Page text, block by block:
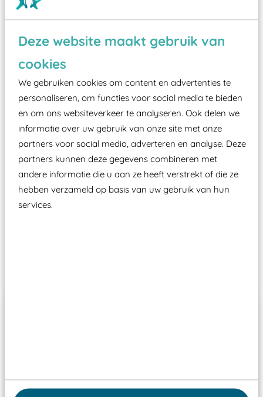
Deze website maakt gebruik van
cookies
We gebruiken cookies om content en advertenties te
personaliseren, om functies voor social media te bieden
en om ons websiteverkeer te analyseren. Ook delen we
informatie over uw gebruik van onze site met onze
partners voor social media, adverteren en analyse. Deze
partners kunnen deze gegevens combineren met
andere informatie die u aan ze heeft verstrekt of die ze
hebben verzameld op basis van uw gebruik van hun
services.
Wist je dat:
Vanaf een valhoogte van 1,5 meter een speciale
valondergrond onder speeltoestellen verplicht is
zoals kunstgras, rubber tegels of boomschors?
Elk speeltoestel in de openbare ruimte voorzien
moet zijn van een typekeuring, -plaatje en
certificering, uitgegeven door een Nederlands
aangewezen keuringsinstantie?
Wij ook speeltoestellen kunnen laten keuren zodat
ze toch binnen het Warenwetbesluit Attractie- en